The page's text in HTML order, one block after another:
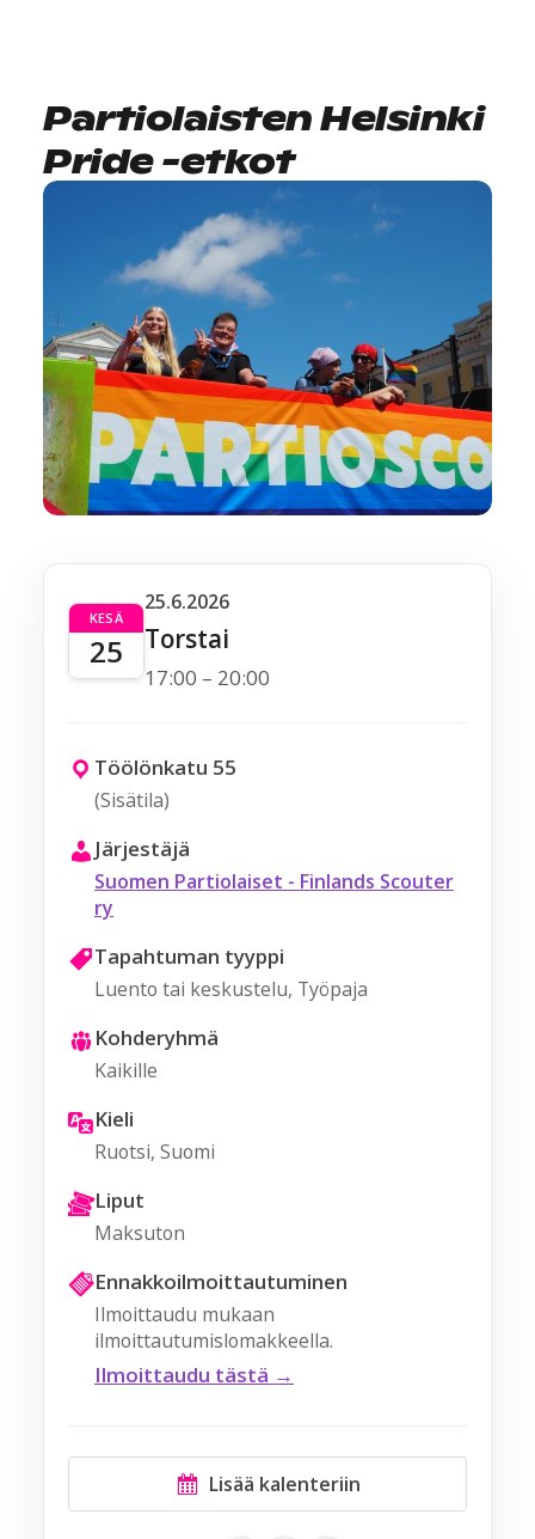
Partiolaisten Helsinki
Pride -etkot
KESÄ
25
25.6.2026
Torstai
17:00 – 20:00
Töölönkatu 55
(Sisätila)
Järjestäjä
Suomen Partiolaiset - Finlands Scouter
ry
Tapahtuman tyyppi
Luento tai keskustelu, Työpaja
Kohderyhmä
Kaikille
Kieli
Ruotsi, Suomi
Liput
Maksuton
Ennakkoilmoittautuminen
Ilmoittaudu mukaan
ilmoittautumislomakkeella.
Ilmoittaudu tästä →
Lisää kalenteriin